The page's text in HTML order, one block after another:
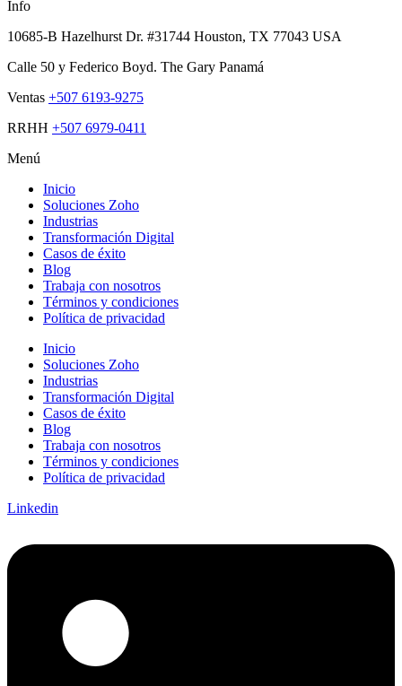
Info
10685-B Hazelhurst Dr. #31744 Houston, TX 77043 USA
Calle 50 y Federico Boyd. The Gary Panamá
Ventas +507 6193-9275
RRHH +507 6979-0411
Menú
Inicio
Soluciones Zoho
Industrias
Transformación Digital
Casos de éxito
Blog
Trabaja con nosotros
Términos y condiciones
Política de privacidad
Inicio
Soluciones Zoho
Industrias
Transformación Digital
Casos de éxito
Blog
Trabaja con nosotros
Términos y condiciones
Política de privacidad
Linkedin